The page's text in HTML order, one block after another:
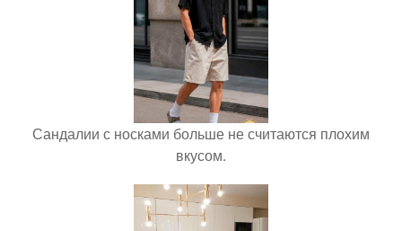
Сандалии с носками больше не считаются плохим
вкусом.